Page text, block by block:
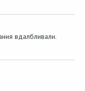
вдалбливали.